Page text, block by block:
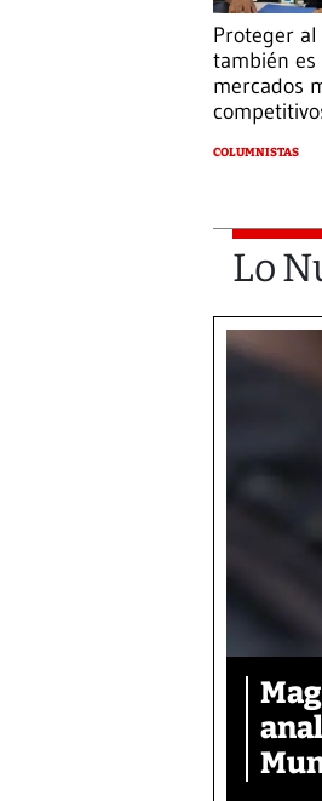
Proteger
también
mercados
COLUMNISTAS
Lo